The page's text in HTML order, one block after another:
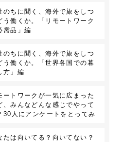
のちに聞く、海外で旅をしつ
う働くか。「リモートワーク
需品」編
のちに聞く、海外で旅をしつ
う働くか。「世界各国での暮
方」編
ートワークが一気に広まった
、みんなどんな感じでやって
30人にアンケートをとってみ
たは向いてる？向いてない？